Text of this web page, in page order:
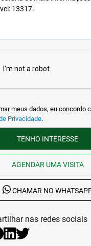
meus dados, eu concordo
Privacidade.
TENHO INTERESSE
AGENDAR UMA VISITA
CHAMAR NO
nas redes sociais